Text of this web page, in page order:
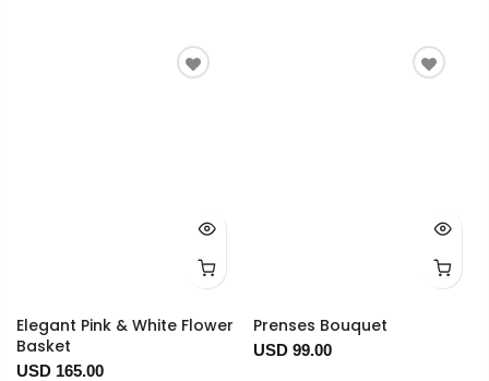
Elegant Pink & White Flower
Basket
USD 165.00
Prenses Bouquet
USD 99.00